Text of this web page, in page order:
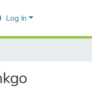
Log In